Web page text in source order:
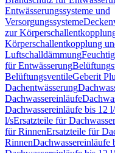
Entwässerungssysteme und
Versorgungssysteme
zur
Körperschallentkopplung
Luftschalldämmung
für Entwässerung
BelüftungsventileGeberit
Dachentwässerung
Dachwassereinläufe
Dachwassereinläufe bis 12
l/sErsatzteile für
für RinnenErsatzteile für
RinnenDachwassereinläufe